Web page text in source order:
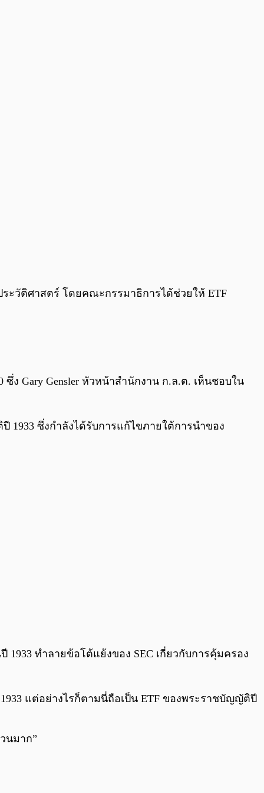
0:00/0:00
ระวัติศาสตร์ โดยคณะกรรมาธิการได้ช่วยให้ ETF
Gary Gensler หัวหน้าสำนักงาน ก.ล.ต. เห็นชอบใน
ซึ่งกำลังได้รับการแก้ไขภายใต้การนำของ
1933 ทำลายข้อโต้แย้งของ SEC เกี่ยวกับการคุ้มครอง
แต่อย่างไรก็ตามนี่ถือเป็น ETF ของพระราชบัญญัติปี
นมาก”